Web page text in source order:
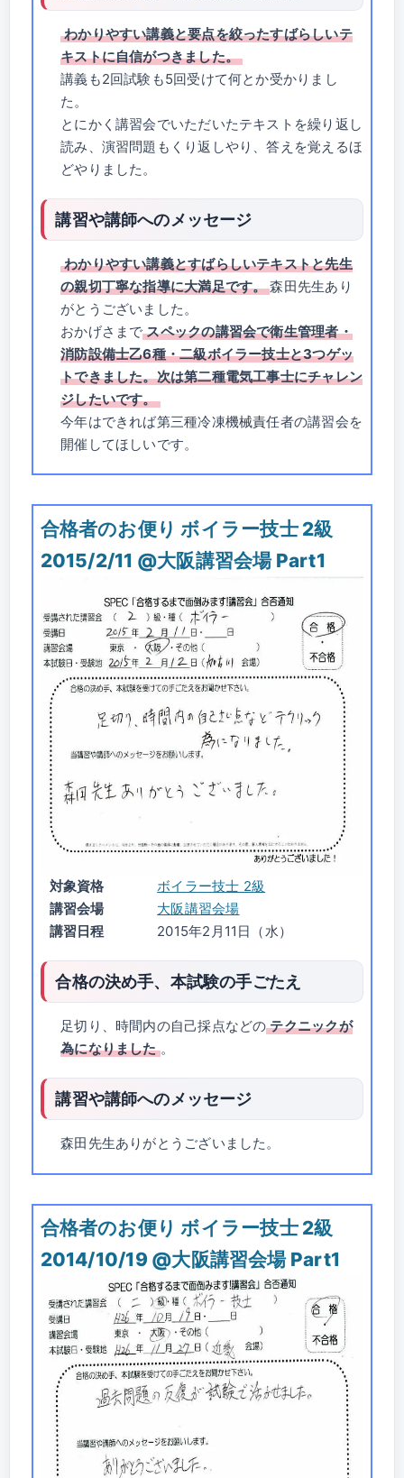
わかりやすい講義と要点を絞ったすばらしいテ
キストに自信がつきました。
講義も2回試験も5回受けて何とか受かりまし
た。
とにかく講習会でいただいたテキストを繰り返し
読み、演習問題もくり返しやり、答えを覚えるほ
どやりました。
講習や講師へのメッセージ
わかりやすい講義とすばらしいテキストと先生
の親切丁寧な指導に大満足です。 森田先生あり
がとうございました。
おかげさまで スペックの講習会で衛生管理者・
消防設備士乙6種・二級ボイラー技士と3つゲッ
トできました。次は第二種電気工事士にチャレン
ジしたいです。
今年はできれば第三種冷凍機械責任者の講習会を
開催してほしいです。
合格者のお便り ボイラー技士 2級
2015/2/11 @大阪講習会場 Part1
対象資格
ボイラー技士 2級
講習会場
大阪講習会場
講習日程
2015年2月11日（水）
合格の決め手、本試験の手ごたえ
足切り、時間内の自己採点などの テクニックが
為になりました 。
講習や講師へのメッセージ
森田先生ありがとうございました。
合格者のお便り ボイラー技士 2級
2014/10/19 @大阪講習会場 Part1